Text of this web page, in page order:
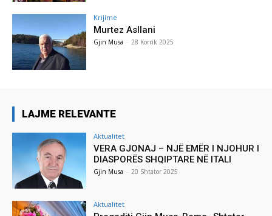
Krijime
Murtez Asllani
Gjin Musa - 28 Korrik 2025
LAJME RELEVANTE
Aktualitet
VERA GJONAJ – NJË EMËR I NJOHUR I
DIASPORËS SHQIPTARE NË ITALI
Gjin Musa - 20 Shtator 2025
Aktualitet